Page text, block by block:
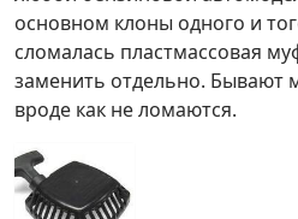
основном клоны одного и
сломалась пластмассовая
заменить отдельно. Бывают
вроде как не ломаются.